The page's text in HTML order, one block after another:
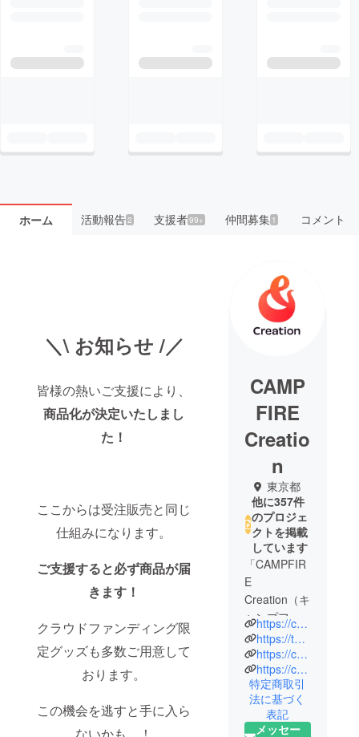
ホーム 活動報告2 支援者99+ 仲間募集 1 コメント
＼\ お知らせ /／
皆様の熱いご支援により、
商品化が決定いたしまし
た！
ここからは受注販売と同じ
仕組みになります。
ご支援すると必ず商品が届
きます！
クラウドファンディング限
定グッズも多数ご用意して
おります。
この機会を逃すと手に入ら
CAMP
FIRE
Creatio
n
東京都
他に357件
のプロジェ
クトを掲載
しています
「CAMPFIR
E
Creation（キ
ャンプファ
イヤー クリ
エーショ
ン）」は、
株式会社
CAMPFIRE
の商品企画
https://camp-fire.jp/creation
https://twitter.com/CF_Creation
https://camp-fire.jp/privacy
https://camp-fire.jp/inquiries
特定商取引
法に基づく
表記
メッセー